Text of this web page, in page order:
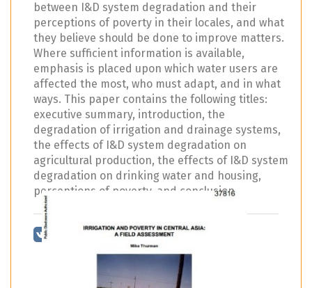
between I&D system degradation and their
perceptions of poverty in their locales, and what
they believe should be done to improve matters.
Where sufficient information is available,
emphasis is placed upon which water users are
affected the most, who must adapt, and in what
ways. This paper contains the following titles:
executive summary, introduction, the
degradation of irrigation and drainage systems,
the effects of I&D system degradation on
agricultural production, the effects of I&D system
degradation on drinking water and housing,
perceptions of poverty, and conclusion.